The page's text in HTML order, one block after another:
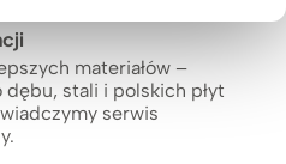
materiałów –
dębu, stali i polskich płyt
serwis